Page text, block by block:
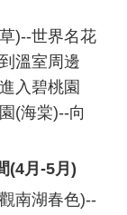
)--世界名花
溫室周邊
入碧桃園
(海棠)--向
(4月-5月)
南湖春色)--